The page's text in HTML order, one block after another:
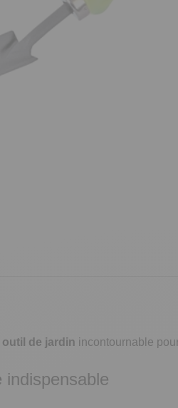
outil de jardin incontournable
indispensable